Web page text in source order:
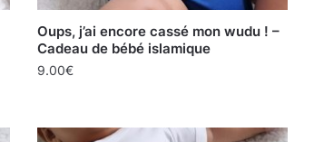
Oups, j’ai encore cassé mon wudu ! –
Cadeau de bébé islamique
9.00€